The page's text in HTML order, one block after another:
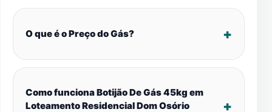
O que é o Preço do Gás?
Como funciona Botijão De Gás 45kg em
Loteamento Residencial Dom Osório